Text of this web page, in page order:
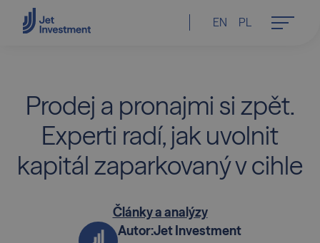
EN PL
Prodej a pronajmi si zpět.
Experti radí, jak uvolnit
kapitál zaparkovaný v cihle
Autor:Jet Investment
Články a analýzy